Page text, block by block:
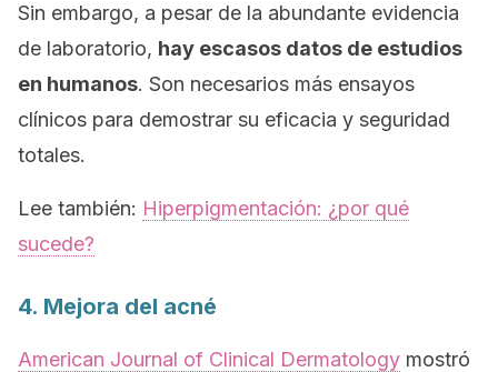
Sin embargo, a pesar de la abundante evidencia
de laboratorio, hay escasos datos de estudios
en humanos. Son necesarios más ensayos
clínicos para demostrar su eficacia y seguridad
totales.
Lee también: Hiperpigmentación: ¿por qué
sucede?
4. Mejora del acné
American Journal of Clinical Dermatology mostró